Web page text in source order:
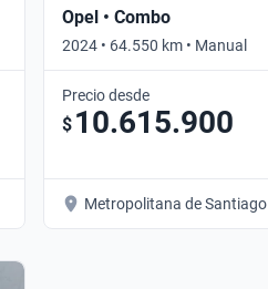
Opel • Combo
2024 • 64.550 km • Manual
Precio desde
$ 10.615.900
Metropolitana de Santiago